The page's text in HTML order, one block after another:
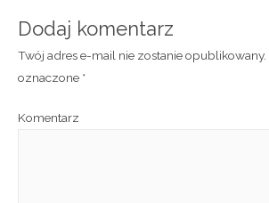
Dodaj komentarz
Twój adres e-mail nie zostanie opublikowany.
oznaczone *
Komentarz